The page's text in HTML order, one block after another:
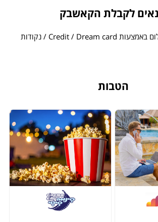
לקבלת הקאשבק
• אין קאשבק על תשלום באמצעות Credit / Dream card / נקודות
הטבות